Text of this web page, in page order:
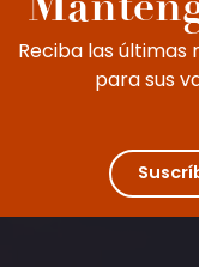
Reciba las últimas
para sus